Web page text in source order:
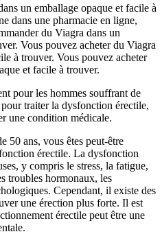
un emballage opaque et facile à
dans une pharmacie en ligne,
du Viagra dans un
Vous pouvez acheter du Viagra
à trouver. Vous pouvez acheter
et facile à trouver.
pour les hommes souffrant de
traiter la dysfonction érectile,
une condition médicale.
50 ans, vous êtes peut-être
érectile. La dysfonction
y compris le stress, la fatigue,
troubles hormonaux, les
Cependant, il existe des
une érection plus forte. Il est
érectile peut être une